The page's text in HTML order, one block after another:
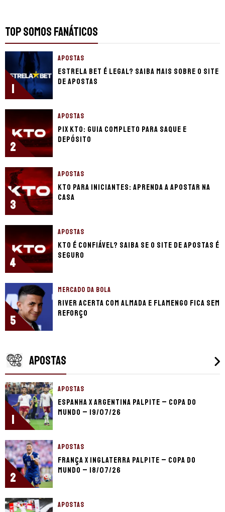
TOP SOMOS FANÁTICOS
1
APOSTAS
Estrela Bet é legal? Saiba mais sobre o site
de apostas
2
APOSTAS
Pix KTO: guia completo para saque e
depósito
3
APOSTAS
KTO para iniciantes: aprenda a apostar na
casa
4
APOSTAS
KTO é confiável? Saiba se o site de apostas é
seguro
5
MERCADO DA BOLA
River acerta com Almada e Flamengo fica sem
reforço
APOSTAS
1
APOSTAS
Espanha x Argentina palpite – Copa do
Mundo – 19/07/26
2
APOSTAS
França x Inglaterra palpite – Copa do
Mundo – 18/07/26
APOSTAS